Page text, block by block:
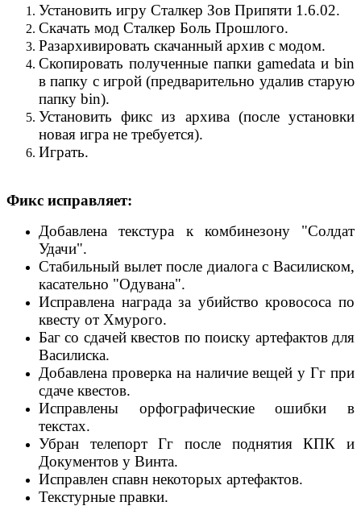
Установить игру Сталкер Зов Припяти 1.6.02.
Скачать мод Сталкер Боль Прошлого.
Разархивировать скачанный архив с модом.
Скопировать полученные папки gamedata и bin
в папку с игрой (предварительно удалив старую
папку bin).
Установить фикс из архива (после установки
новая игра не требуется).
Играть.
Фикс исправляет:
Добавлена текстура к комбинезону "Солдат
Удачи".
Стабильный вылет после диалога с Василиском,
касательно "Одувана".
Исправлена награда за убийство кровососа по
квесту от Хмурого.
Баг со сдачей квестов по поиску артефактов для
Василиска.
Добавлена проверка на наличие вещей у Гг при
сдаче квестов.
Исправлены орфографические ошибки в
текстах.
Убран телепорт Гг после поднятия КПК и
Документов у Винта.
Исправлен спавн некоторых артефактов.
Текстурные правки.